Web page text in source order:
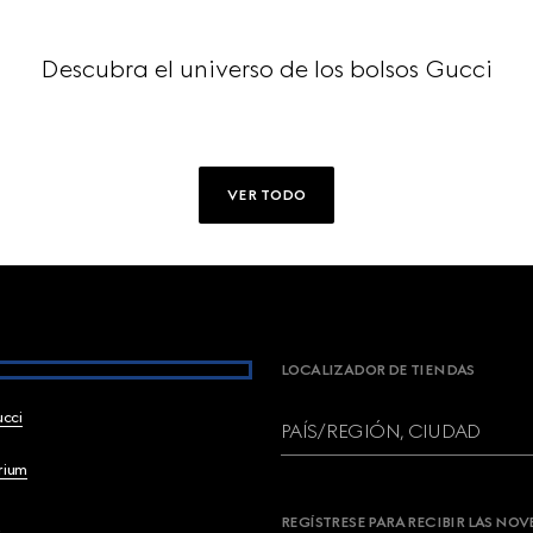
Descubra el universo de los bolsos Gucci
VER TODO
LOCALIZADOR DE TIENDAS
PAÍS/REGIÓN, CIUDAD
REGÍSTRESE PARA RECIBIR LAS